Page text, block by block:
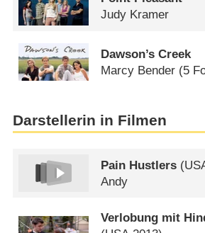
Judy Kramer
Dawson’s Creek
Marcy Bender (5
Darstellerin in Filmen
Pain Hustlers (
Andy
Verlobung mit